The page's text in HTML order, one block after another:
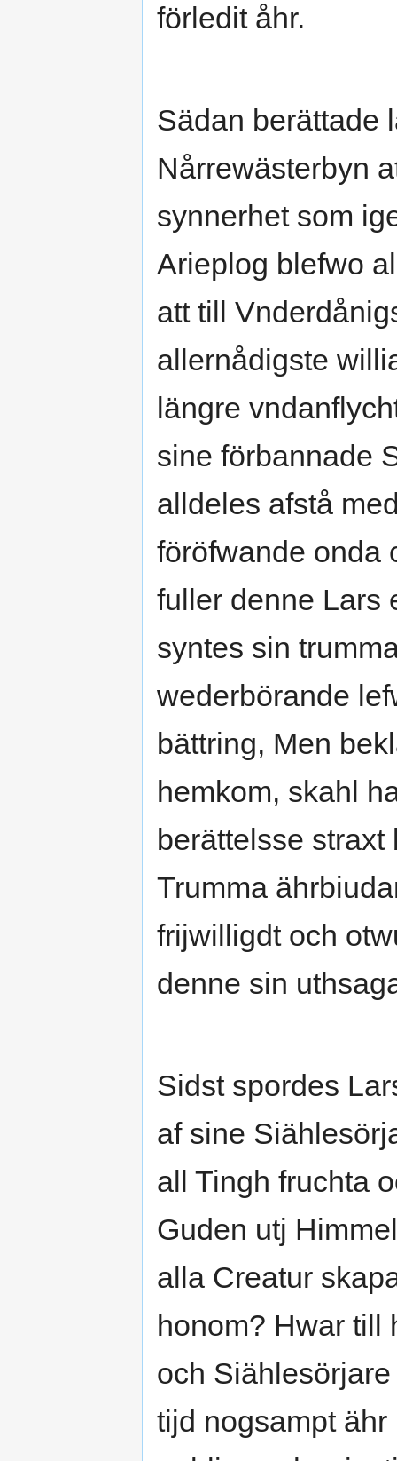
förledit åhr.
Sädan berättade
Nårrewästerbyn
synnerhet som
Arieplog blefwo
att till
allernådigste
längre
sine förbannade
alldeles afstå
föröfwande onda
fuller denne Lars
syntes sin
wederbörande
bättring, Men
hemkom, skahl
berättelsse
Trumma
frijwilligdt och
denne sin
Sidst spordes
af sine
all Tingh fruchta
Guden utj
alla Creatur
honom? Hwar till
och
tijd nogsampt